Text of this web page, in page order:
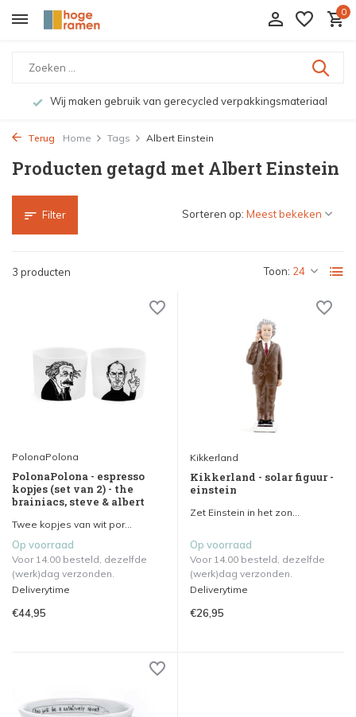
0
Wij maken gebruik van gerecycled verpakkingsmateriaal
Terug Home Tags Albert Einstein
Producten getagd met Albert Einstein
Filter
3 producten Toon:
Sorteren op:
PolonaPolona
PolonaPolona - espresso
kopjes (set van 2) - the
brainiacs, steve & albert
Twee kopjes van wit por...
Op voorraad
Voor 14.00 besteld, dezelfde
(werk)dag verzonden.
Deliverytime
€44,95
Kikkerland
Kikkerland - solar figuur -
einstein
Zet Einstein in het zon...
Op voorraad
Voor 14.00 besteld, dezelfde
(werk)dag verzonden.
Deliverytime
€26,95